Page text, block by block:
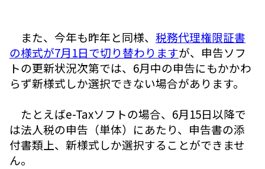
また、今年も昨年と同様、 税務代理権限証書
の様式が7月1日で切り替わりますが、申告ソフ
トの更新状況次第では、6月中の申告にもかかわ
らず新様式しか選択できない場合があります。
たとえばe-Taxソフトの場合、6月15日以降で
は法人税の申告（単体）にあたり、申告書の添
付書類上、新様式しか選択することができませ
ん。